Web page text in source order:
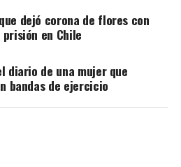
dejó corona de flores con
en Chile
diario de una mujer que
bandas de ejercicio